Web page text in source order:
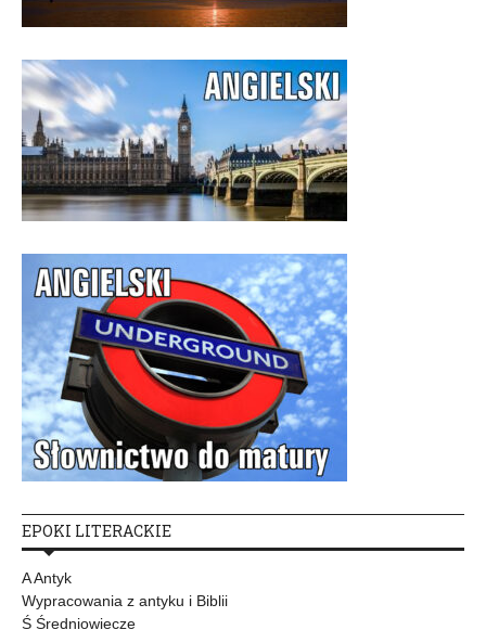
EPOKI LITERACKIE
A Antyk
Wypracowania z antyku i Biblii
Ś Średniowiecze